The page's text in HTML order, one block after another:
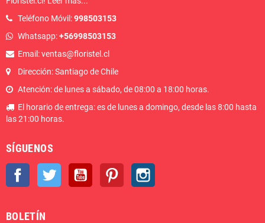
Teléfono Móvil:998503153
Whatsapp:+56998503153
Email: ventas@floristel.cl
Dirección: Santiago de Chile
Atención: de lunes a sábado, de 08:00 a 18:00 horas.
El horario de entrega: es de lunes a domingo, desde las 8:00 hasta
las 21:00 horas.
SÍGUENOS
Facebook Twitter YouTube Pinterest
BOLETÍN